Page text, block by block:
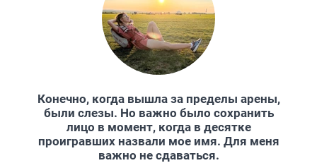
Конечно, когда вышла за пределы арены,
были слезы. Но важно было сохранить
лицо в момент, когда в десятке
проигравших назвали мое имя. Для меня
важно не сдаваться.